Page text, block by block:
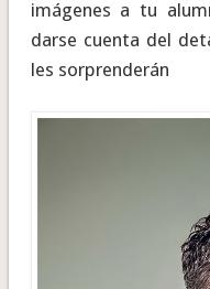
imágenes a tu
darse cuenta del
les sorprenderán